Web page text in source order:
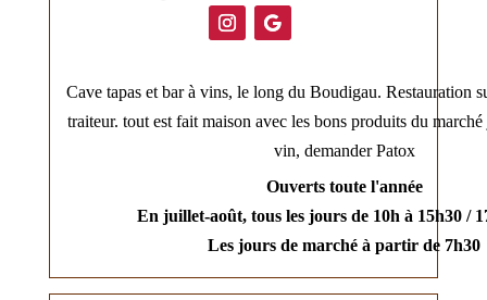
Cave tapas et bar à vins, le long du Boudigau. Restauration
traiteur. tout est fait maison avec les bons produits du
vin, demander Patox
Ouverts toute l'année
En juillet-août, tous les jours de 10h à 15h30 /
Les jours de marché à partir de 7h30